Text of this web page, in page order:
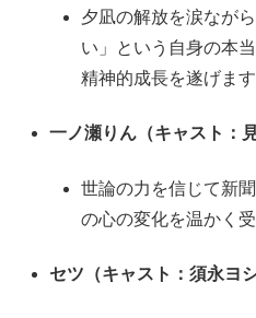
夕凪の解放を涙なが
い」という自身の本
精神的成長を遂げます
一ノ瀬りん（キャスト：見
世論の力を信じて新
の心の変化を温かく
セツ（キャスト：須永ヨ